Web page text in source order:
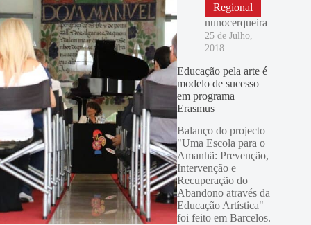
Regional
nunocerqueira
25 de Julho,
2018
Educação pela arte é
modelo de sucesso
em programa
Erasmus
Balanço do projecto
"Uma Escola para o
Amanhã: Prevenção,
Intervenção e
Recuperação do
Abandono através da
Educação Artística"
foi feito em Barcelos.